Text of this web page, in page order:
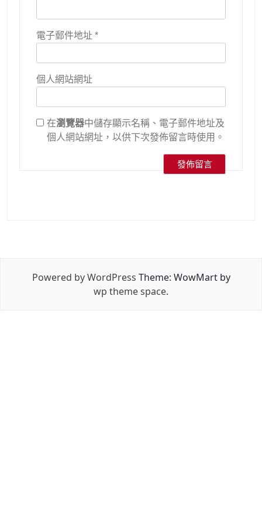
電子郵件地址 *
個人網站網址
在瀏覽器中儲存顯示名稱、電子郵件地址及
個人網站網址，以供下次發佈留言時使用。
Powered by WordPress Theme: WowMart by
wp theme space.